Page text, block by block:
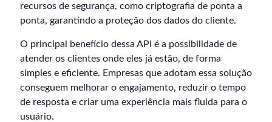
recursos de segurança, como criptografia de ponta a
ponta, garantindo a proteção dos dados do cliente.
O principal benefício dessa API é a possibilidade de
atender os clientes onde eles já estão, de forma
simples e eficiente. Empresas que adotam essa solução
conseguem melhorar o engajamento, reduzir o tempo
de resposta e criar uma experiência mais fluida para o
usuário.